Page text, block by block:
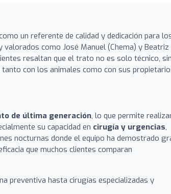
un referente de calidad y dedicación para
como José Manuel (Chema) y Beatriz
resaltan que el trato no es solo técnico,
tanto con los animales como con sus
de última generación, lo que permite
su capacidad en cirugía y urgencias,
nocturnas donde el equipo ha demostrado
que muchos clientes comparan
preventiva hasta cirugías especializadas y